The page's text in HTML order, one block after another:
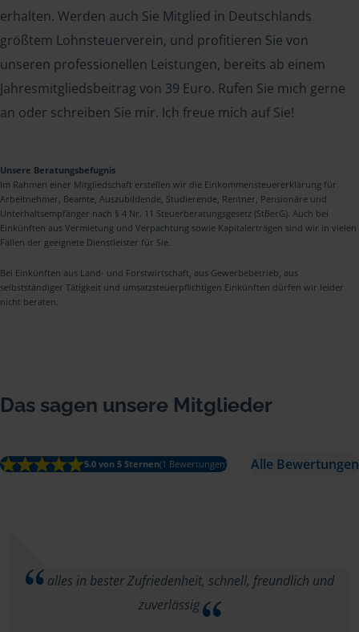
erhalten. Werden auch Sie Mitglied in Deutschlands
größtem Lohnsteuerverein, und profitieren Sie von
unseren professionellen Leistungen, bereits ab einem
Jahresmitgliedsbeitrag von 39 Euro. Rufen Sie mich gerne
an oder schreiben Sie mir. Ich freue mich auf Sie!
Unsere Beratungsbefugnis
Im Rahmen einer Mitgliedschaft erstellen wir die Einkommensteuererklärung für
Arbeitnehmer, Beamte, Auszubildende, Studierende, Rentner, Pensionäre und
Unterhaltsempfänger nach § 4 Nr. 11 Steuerberatungsgesetz (StBerG). Auch bei
Einkünften aus Vermietung und Verpachtung sowie Kapitalerträgen sind wir in vielen
Fällen der geeignete Dienstleister für Sie.
Bei Einkünften aus Land- und Forstwirtschaft, aus Gewerbebetrieb, aus
selbstständiger Tätigkeit und umsatzsteuerpflichtigen Einkünften dürfen wir leider
nicht beraten.
Das sagen unsere Mitglieder
5.0 von 5 Sternen(1 Bewertungen) Alle Bewertungen
alles in bester Zufriedenheit, schnell, freundlich und
zuverlässig